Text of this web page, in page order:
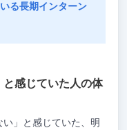
る長期インターン
と感じていた人の体
」と感じていた、明